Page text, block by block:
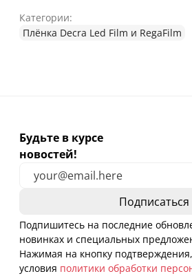
Категории:
Плёнка Decra Led Film и RegaFilm
Будьте в курсе
новостей!
Подпишитесь на последние
новинках и специальных
Нажимая на кнопку
условия политики обработки